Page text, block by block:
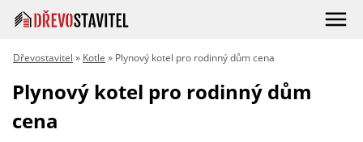
Dřevostavitel » Kotle » Plynový kotel pro rodinný dům cena
Plynový kotel pro rodinný dům
cena